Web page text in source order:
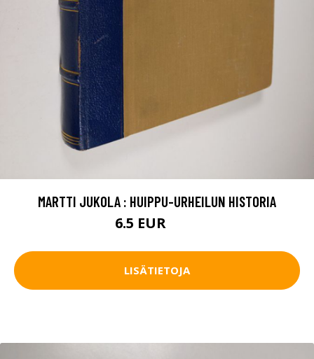
MARTTI JUKOLA : HUIPPU-URHEILUN HISTORIA
6.5 EUR
LISÄTIETOJA